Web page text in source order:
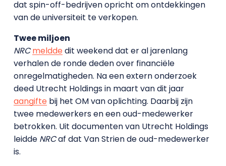
dat spin-off-bedrijven opricht om ontdekkingen
van de universiteit te verkopen.
Twee miljoen
NRC melddedit weekend dat er al jarenlang
verhalen de ronde deden over financiële
onregelmatigheden. Na een extern onderzoek
deed Utrecht Holdings in maart van dit jaar
aangiftebij het OM van oplichting. Daarbij zijn
twee medewerkers en een oud-medewerker
betrokken. Uit documenten van Utrecht Holdings
leidde NRCaf dat Van Strien de oud-medewerker
is.